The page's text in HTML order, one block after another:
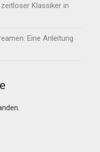
Klassiker in
Eine Anleitung